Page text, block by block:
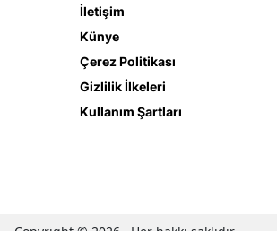
İletişim
Künye
Çerez Politikası
Gizlilik İlkeleri
Kullanım Şartları